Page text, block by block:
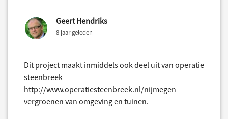
Geert Hendriks
8 jaar geleden
Dit project maakt inmiddels ook deel uit van operatie
steenbreek
http://www.operatiesteenbreek.nl/nijmegen
vergroenen van omgeving en tuinen.